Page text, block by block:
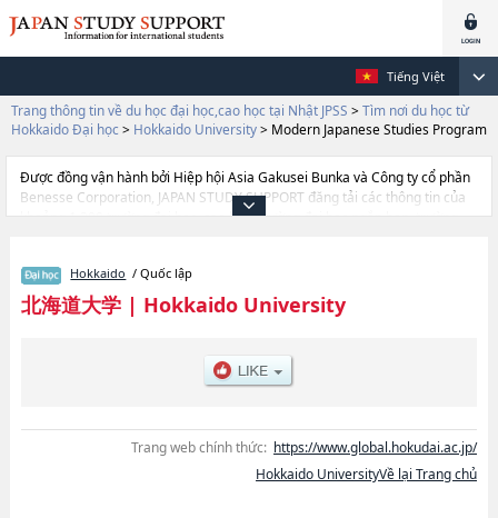
Tiếng Việt
Trang thông tin về du học đại học,cao học tại Nhật JPSS > Tìm nơi du học từ
Hokkaido Đại học > Hokkaido University> Modern Japanese Studies Program
Được đồng vận hành bởi Hiệp hội Asia Gakusei Bunka và Công ty cổ phần
Benesse Corporation, JAPAN STUDY SUPPORT đăng tải các thông tin của
khoảng 1.300 trường đại học, cao học, trường đại học ngắn hạn, trường
cần thiết dành cho du học sinh, như là về các Ngành Humanities and
Human ScienceshoặcNgành EducationhoặcNgành LawhoặcNgành
Economics and BusinesshoặcNgành SciencehoặcNgành
Sciences and PharmacyhoặcNgành EngineeringhoặcNgành
AgriculturehoặcNgành Veterinary MedicinehoặcNgành Fisheries
quan đến thi tuyển như số lượng tuyển sinh, số lượng trúng tuyển, cở sở
trang thiết bị, hướng dẫn địa điểm v.v...
Hokkaido / Quốc lập
北海道大学| Hokkaido University
Trang web chính thức: https://www.global.hokudai.ac.jp/
Hokkaido UniversityVề lại Trang chủ